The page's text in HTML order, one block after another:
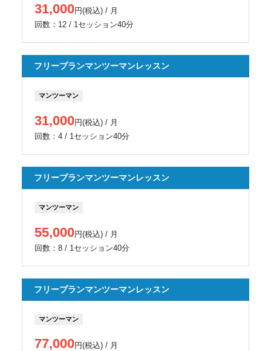
31,000円(税込) / 月
回数：12 / 1セッション40分
フリープランマンツーマンレッスン
マンツーマン
31,000円(税込) / 月
回数：4 / 1セッション40分
フリープランマンツーマンレッスン
マンツーマン
55,000円(税込) / 月
回数：8 / 1セッション40分
フリープランマンツーマンレッスン
マンツーマン
77,000円(税込) / 月